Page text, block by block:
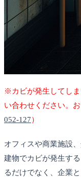
※カビが発生してし
い合わせください。
052-127）
オフィスや商業施設
建物でカビが発生す
るだけでなく、企業